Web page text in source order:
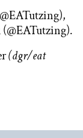
(dgr/eat